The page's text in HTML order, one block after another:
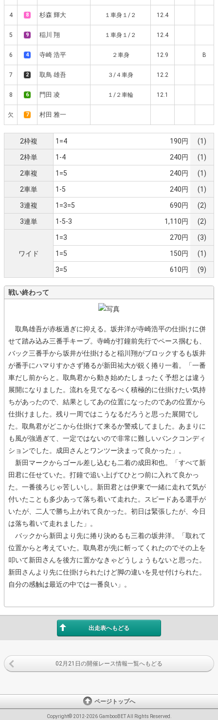
4 8 杉森 輝大 １車身１/２ 12.4
5 9 稲川 翔 １車身１/２ 12.4
6 4 寺崎 浩平 ２車身 12.9 B
7 2 取鳥 雄吾 ３/４車身 12.2
8 6 門田 凌 １/２車輪 12.1
欠 7 村田 雅一
2枠複 1=4 190円 (1)
2枠単 1-4 240円 (1)
2車複 1=5 240円 (1)
2車単 1-5 240円 (1)
3連複 1=3=5 690円 (2)
3連単 1-5-3 1,110円 (2)
ワイド
1=3 270円 (3)
1=5 150円 (1)
3=5 610円 (9)
戦い終わって
取鳥雄吾が赤板過ぎに抑える。坂井洋が寺崎浩平の仕掛けに併
せて踏み込み三番手キープ。寺崎が打鐘前先行でペース掴むも、
バック三番手から坂井が仕掛けると稲川翔がブロックするも坂井
が番手にハマりすかさず捲るが新田祐大が鋭く捲り一着。「一番
車だし前からと。取鳥君から動き始めたしまったく予想とは違う
展開になりました。流れを見てなるべく積極的に仕掛けたい気持
ちがあったので、結果としてあの位置になったのであの位置から
仕掛けました。残り一周ではこうなるだろうと思った展開でし
た。取鳥君がどこから仕掛けて来るか警戒してました。あまりに
も風が強過ぎて、一定ではないので非常に難しいバンクコンディ
ションでした。成田さんとワンツー決まって良かった」。
新田マークからゴール差し込むも二着の成田和也。「すべて新
田君に任せていた。打鐘で追い上げてひとつ前に入れて良かっ
た。一番後ろじゃ苦しいし。新田君とは伊東で一緒に走れて気が
付いたことも多少あって落ち着いて走れた。スピードある選手が
いたが、二人で勝ち上がれて良かった。初日は緊張したが、今日
は落ち着いて走れました」。
バックから新田より先に捲り決めるも三着の坂井洋。「取れて
位置からと考えていた。取鳥君が先に斬ってくれたのでその上を
叩いて新田さんを後方に置かなきゃどうしょうもないと思った。
新田さんより先に仕掛けられたけど脚の違いを見せ付けられた。
自分の感触は最近の中では一番良い」。
出走表へもどる
02月21日の開催レース情報一覧へもどる
ページトップへ
Copyright© 2012-2026 GambooBET All Rights Reserved.